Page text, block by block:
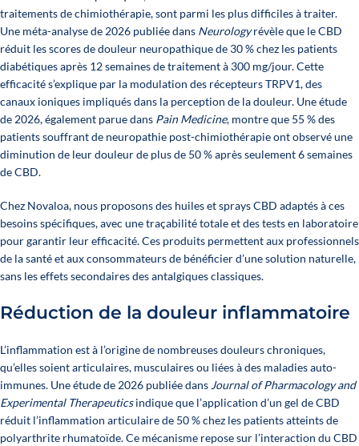
traitements de chimiothérapie, sont parmi les plus difficiles à traiter.
Une méta-analyse de 2026 publiée dans Neurologyrévèle que le CBD
réduit les scores de douleur neuropathique de 30 % chez les patients
diabétiques après 12 semaines de traitement à 300 mg/jour. Cette
efficacité s’explique par la modulation des récepteurs TRPV1, des
canaux ioniques impliqués dans la perception de la douleur. Une étude
de 2026, également parue dans Pain Medicine, montre que 55 % des
patients souffrant de neuropathie post-chimiothérapie ont observé une
diminution de leur douleur de plus de 50 % après seulement 6 semaines
de CBD.
Chez Novaloa, nous proposons des huiles et sprays CBD adaptés à ces
besoins spécifiques, avec une traçabilité totale et des tests en laboratoire
pour garantir leur efficacité. Ces produits permettent aux professionnels
de la santé et aux consommateurs de bénéficier d’une solution naturelle,
sans les effets secondaires des antalgiques classiques.
Réduction de la douleur inflammatoire
L’inflammation est à l’origine de nombreuses douleurs chroniques,
qu’elles soient articulaires, musculaires ou liées à des maladies auto-
immunes. Une étude de 2026 publiée dans Journal of Pharmacology and
Experimental Therapeuticsindique que l’application d’un gel de CBD
réduit l’inflammation articulaire de 50 % chez les patients atteints de
polyarthrite rhumatoïde. Ce mécanisme repose sur l’interaction du CBD